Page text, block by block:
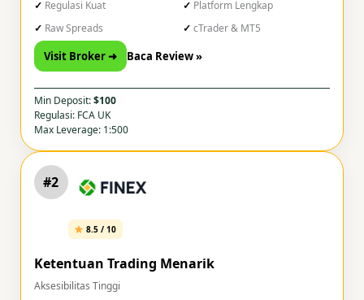
Regulasi Kuat
Platform Lengkap
Raw Spreads
cTrader & MT5
Visit Broker ➜ Baca Review »
Min Deposit:$100
Regulasi: FCA UK
Max Leverage: 1:500
#2
8.5 / 10
Ketentuan Trading Menarik
Aksesibilitas Tinggi